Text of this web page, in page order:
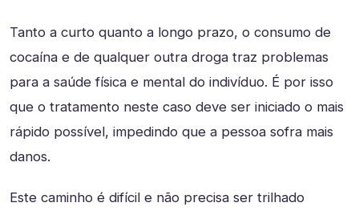
Tanto a curto quanto a longo prazo, o consumo de
cocaína e de qualquer outra droga traz problemas
para a saúde física e mental do indivíduo. É por isso
que o tratamento neste caso deve ser iniciado o mais
rápido possível, impedindo que a pessoa sofra mais
danos.
Este caminho é difícil e não precisa ser trilhado